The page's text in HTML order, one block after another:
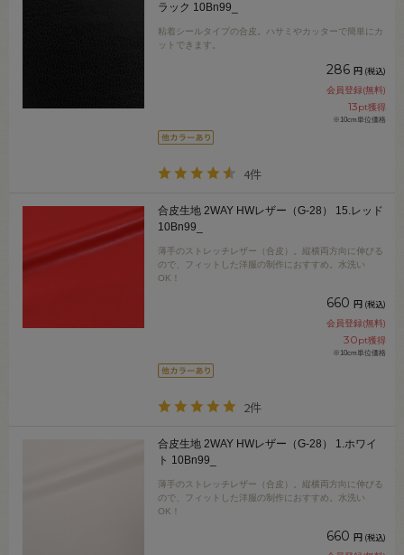
ラック 10Bn99_
粘着シールタイプの合皮。ハサミやカッターで簡単にカ
ットできます。
286 円 (税込)
会員登録(無料)
13pt獲得
※10cm単位価格
4件
合皮生地 2WAY HWレザー（G-28） 15.レッド
10Bn99_
薄手のストレッチレザー（合皮）。縦横両方向に伸びる
ので、フィットした洋服の制作におすすめ。水洗い
OK！
660 円 (税込)
会員登録(無料)
30pt獲得
※10cm単位価格
2件
合皮生地 2WAY HWレザー（G-28） 1.ホワイ
ト 10Bn99_
薄手のストレッチレザー（合皮）。縦横両方向に伸びる
ので、フィットした洋服の制作におすすめ。水洗い
OK！
660 円 (税込)